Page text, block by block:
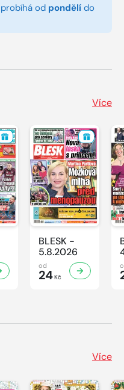
od pondělí do
Více
BLESK -
5.8.2026
od
24Kč
Více